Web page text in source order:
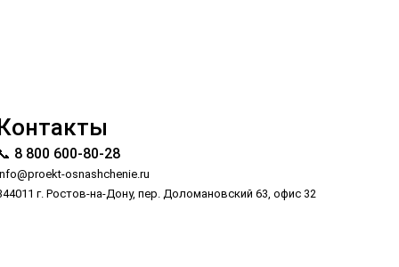
8 800 600-80-28
osnashchenie.ru
г. Ростов-на-Дону, пер. Доломановский 63, офис 32